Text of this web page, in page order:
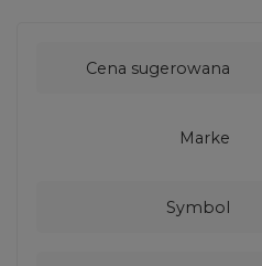
Cena sugerowana
Marke
Symbol